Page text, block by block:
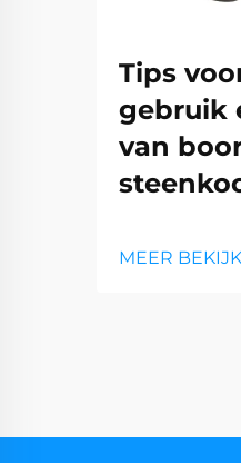
Tips
gebruik
van
MEER